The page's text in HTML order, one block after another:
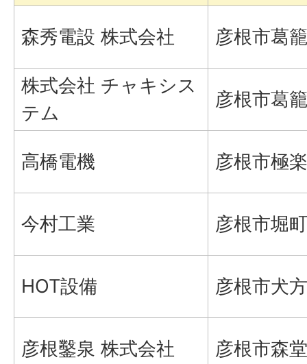
森秀電設 株式会社 彦根市葛
株式会社 チャキシス
テム
彦根市葛
高橋電機 彦根市極
今村工業 彦根市堀
HOT設備 彦根市犬
彦根鑿泉 株式会社 彦根市森